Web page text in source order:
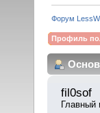
Форум
Профиль
fil0sof
Главный